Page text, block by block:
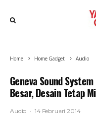
Home Home Gadget Audio
Geneva Sound
Besar, Desain Tetap
Audio · 14 Februari 2014